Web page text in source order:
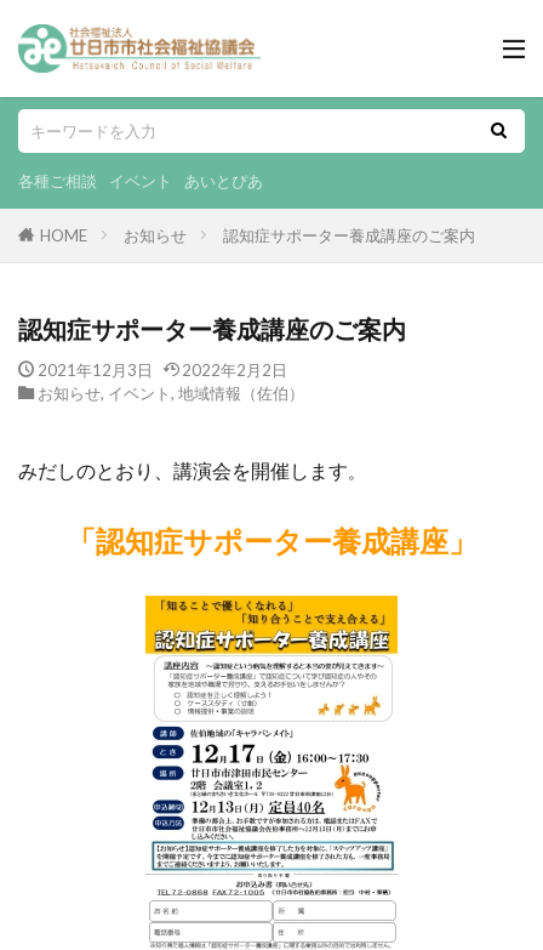
各種ご相談 イベント あいとぴあ
HOME お知らせ 認知症サポーター養成講座のご案内
認知症サポーター養成講座のご案内
2021年12月3日
2022年2月2日
お知らせ, イベント, 地域情報（佐伯）
みだしのとおり、講演会を開催します。
「認知症サポーター養成講座」